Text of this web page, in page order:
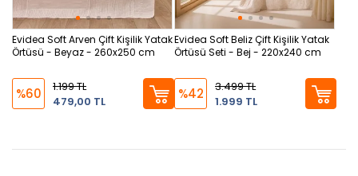
Evidea Soft Arven Çift Kişilik Yatak
Örtüsü - Beyaz - 260x250 cm
%60
1.199 TL
479,00 TL
Evidea Soft Beliz Çift Kişilik Yatak
Örtüsü Seti - Bej - 220x240 cm
%42
3.499 TL
1.999 TL